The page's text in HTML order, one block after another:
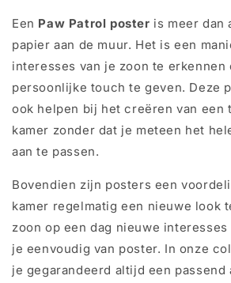
Een Paw Patrol poster is meer dan
papier aan de muur. Het is een
interesses van je zoon te erkennen
persoonlijke touch te geven. Deze
ook helpen bij het creëren van een
kamer zonder dat je meteen het
aan te passen.
Bovendien zijn posters een
kamer regelmatig een nieuwe look
zoon op een dag nieuwe
je eenvoudig van poster. In onze
je gegarandeerd altijd een